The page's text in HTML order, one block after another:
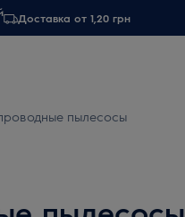
Доставка от 1,20 грн
пылесосы